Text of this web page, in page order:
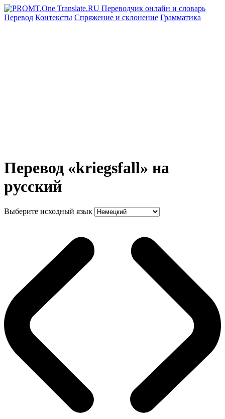
Перевод Контексты Спряжение и склонение Грамматика
Перевод «kriegsfall» на
русский
Выберите исходный язык